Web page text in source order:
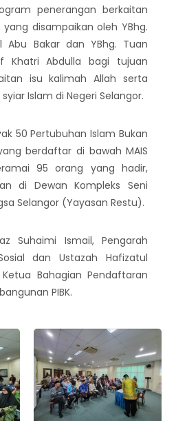
penerangan berkaitan
yang disampaikan oleh YBhg.
Abu Bakar dan YBhg. Tuan
Khatri Abdulla bagi tujuan
isu kalimah Allah serta
Islam di Negeri Selangor.
50 Pertubuhan Islam Bukan
berdaftar di bawah MAIS
95 orang yang hadir,
di Dewan Kompleks Seni
Selangor (Yayasan Restu).
Suhaimi Ismail, Pengarah
dan Ustazah Hafizatul
Bahagian Pendaftaran
PIBK.